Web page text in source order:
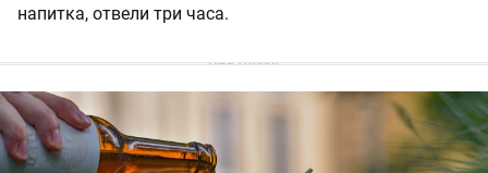
напитка, отвели три часа.